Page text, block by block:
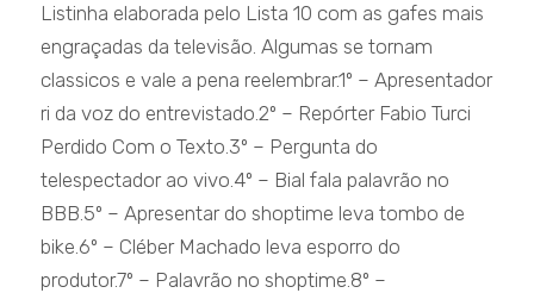
Listinha elaborada pelo Lista 10 com as gafes mais
engraçadas da televisão. Algumas se tornam
classicos e vale a pena reelembrar.1º – Apresentador
ri da voz do entrevistado.2º – Repórter Fabio Turci
Perdido Com o Texto.3º – Pergunta do
telespectador ao vivo.4º – Bial fala palavrão no
BBB.5º – Apresentar do shoptime leva tombo de
bike.6º – Cléber Machado leva esporro do
produtor.7º – Palavrão no shoptime.8º –